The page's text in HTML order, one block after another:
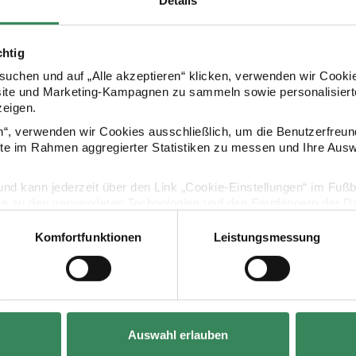
und auf „Alle akzeptieren“ klicken, verwenden wir
und Marketing-Kampagnen zu sammeln sowie
verwenden wir Cookies ausschließlich, um die
im Rahmen aggregierter Statistiken zu messen und Ihre
kann jederzeit über den Link „Cookie-Einstellungen“ im
Vertrag widerrufen
Komfortfunktionen Leistungsmessung
Auswahl erlauben
Kaufempfehlung
80g/m²Erdbeeren schwarz 200x70cm 80g/m²
Erdbeeren
Paper Poetry Geschenkpapier Bienen 200x70cm
Paper Poetry Geschenkpapier Bienen
Paper
Paper Poetry
rosa